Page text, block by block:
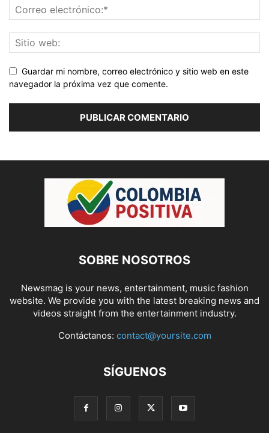
Guardar mi nombre, correo electrónico y sitio web en este
navegador la próxima vez que comente.
SOBRE NOSOTROS
Newsmag is your news, entertainment, music fashion
website. We provide you with the latest breaking news and
videos straight from the entertainment industry.
Contáctanos: contact@yoursite.com
SÍGUENOS